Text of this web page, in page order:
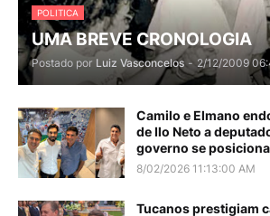
POLITICA
UMA BREVE CRONOLOGIA
Postado por Luiz Vasconcelos - 2/12/2009
Camilo e Elmano
de Ilo Neto a
governo se
8/02/2026 11:13:00 AM
Tucanos prestigiam